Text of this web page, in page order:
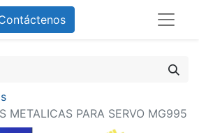
METALICAS PARA SERVO MG995